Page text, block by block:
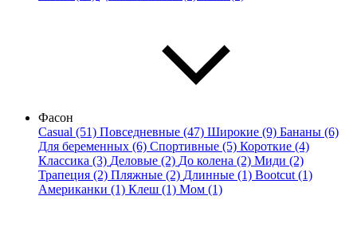
Фасон
Casual (51) Повседневные (47) Широкие (9) Бананы (6)
Для беременных (6) Спортивные (5) Короткие (4)
Классика (3) Деловые (2) До колена (2) Миди (2)
Трапеция (2) Пляжные (2) Длинные (1) Bootcut (1)
Американки (1) Клеш (1) Мом (1)